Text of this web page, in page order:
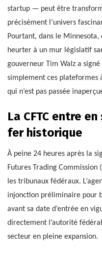
startup — peut être
précisément l’univers
Pourtant, dans le
heurter à un mur législatif
gouverneur Tim Walz a
simplement ces plateformes
qui n’est pas passée
La CFTC entre
fer historique
À peine 24 heures après la
Futures Trading Commission
les tribunaux fédéraux.
injonction préliminaire pour
avant sa date d’entrée en
directement l’autorité
secteur en pleine expansion.